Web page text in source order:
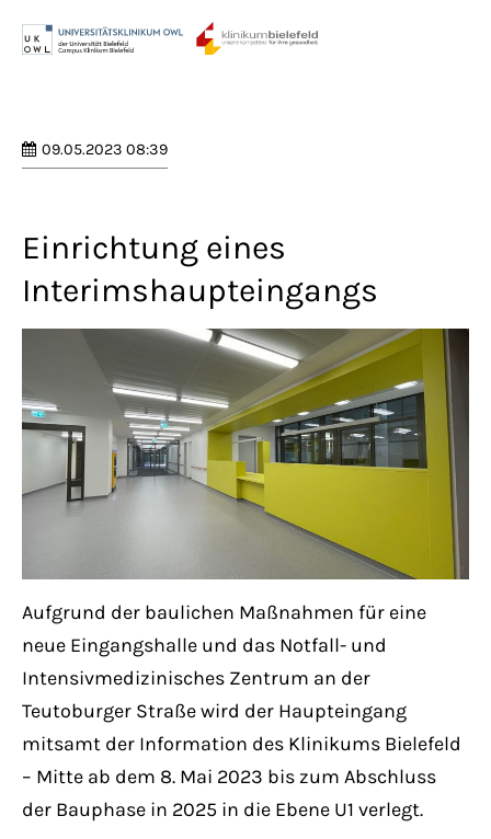
Anmelden
Register|Lost your password?
Support
Lorem ipsum dolor sit amet:
24h / 365days
We offer support for our customers
Mon - Fri 8:00am - 5:00pm
(GMT +1)
Get in touch
09.05.2023 08:39
Einrichtung eines
Interimshaupteingangs
Aufgrund der baulichen Maßnahmen für eine
neue Eingangshalle und das Notfall- und
Intensivmedizinisches Zentrum an der
Teutoburger Straße wird der Haupteingang
mitsamt der Information des Klinikums Bielefeld
– Mitte ab dem 8. Mai 2023 bis zum Abschluss
der Bauphase in 2025 in die Ebene U1 verlegt.